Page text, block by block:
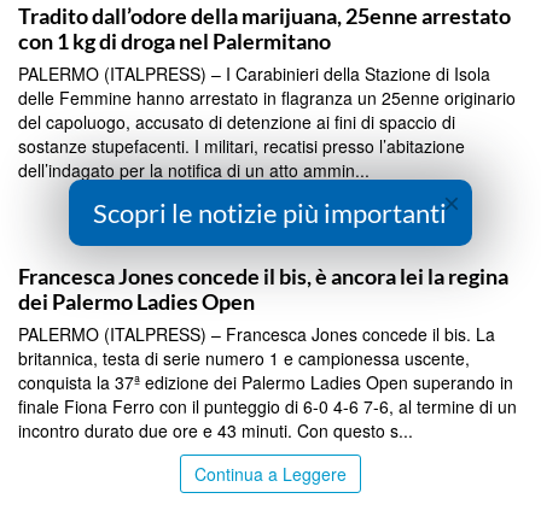
Tradito dall’odore della marijuana, 25enne arrestato
con 1 kg di droga nel Palermitano
PALERMO (ITALPRESS) – I Carabinieri della Stazione di Isola
delle Femmine hanno arrestato in flagranza un 25enne originario
del capoluogo, accusato di detenzione ai fini di spaccio di
sostanze stupefacenti. I militari, recatisi presso l’abitazione
dell’indagato per la notifica di un atto ammin...
Continua a Leggere
SICILIA BY ITALPRESS
Francesca Jones concede il bis, è ancora lei la regina
dei Palermo Ladies Open
PALERMO (ITALPRESS) – Francesca Jones concede il bis. La
britannica, testa di serie numero 1 e campionessa uscente,
conquista la 37ª edizione dei Palermo Ladies Open superando in
finale Fiona Ferro con il punteggio di 6-0 4-6 7-6, al termine di un
incontro durato due ore e 43 minuti. Con questo s...
Continua a Leggere
×
Scopri le notizie più importanti